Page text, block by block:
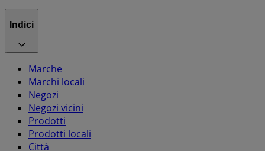
Indici
Marche
Marchi locali
Negozi
Negozi vicini
Prodotti
Prodotti locali
Città